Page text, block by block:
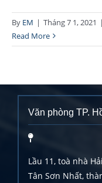
By EM | Tháng 7 1, 2021 |
Read More
Văn phòng TP.
Lầu 11, toà nhà
Tân Sơn Nhất,